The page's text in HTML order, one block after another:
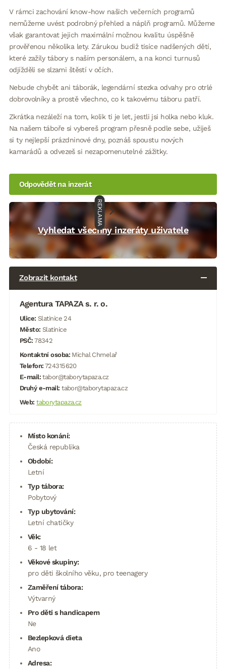
V rámci zachování know-how našich večerních programů
nemůžeme uvést podrobný přehled a náplň programů. Můžeme
však garantovat jejich maximální možnou kvalitu úspěšně
prověřenou několika lety. Zárukou budiž tisíce nadšených dětí,
které zažily tábory s naším personálem, a na konci turnusů
odjížděli se slzami štěstí v očích.
Nebude chybět ani táborák, legendární stezka odvahy pro otrlé
dobrovolníky a prostě všechno, co k takovému táboru patří.
Zkrátka nezáleží na tom, kolik ti je let, jestli jsi holka nebo kluk.
Na našem táboře si vybereš program přesně podle sebe, užiješ
si ty nejlepší prázdninové dny, poznáš spoustu nových
kamarádů a odvezeš si nezapomenutelné zážitky.
Odpovědět na inzerát
Vyhledat všechny inzeráty uživatele
Zobrazit kontakt
Agentura TAPAZA s. r. o.
Ulice: Slatinice 24
Město: Slatinice
PSČ: 78342
Kontaktní osoba:Michal Chmelař
Telefon: 724315620
E-mail: tabor@taborytapaza.cz
Druhý e-mail: tabor@taborytapaza.cz
Web: taborytapaza.cz
Místo konání:
Česká republika
Období:
Letní
Typ tábora:
Pobytový
Typ ubytování:
Letní chatičky
Věk:
6 - 18 let
Věkové skupiny:
pro děti školního věku, pro teenagery
Zaměření tábora:
Výtvarný
Pro děti s handicapem
Ne
Bezlepková dieta
Ano
Adresa:
REKLAMA